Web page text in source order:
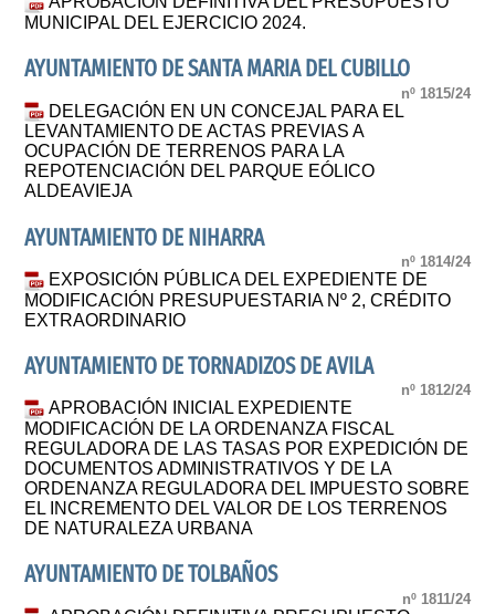
MUNICIPAL DEL EJERCICIO 2024.
AYUNTAMIENTO DE SANTA MARIA DEL CUBILLO
nº 1815/24
DELEGACIÓN EN UN CONCEJAL PARA EL
LEVANTAMIENTO DE ACTAS PREVIAS A
OCUPACIÓN DE TERRENOS PARA LA
REPOTENCIACIÓN DEL PARQUE EÓLICO
ALDEAVIEJA
AYUNTAMIENTO DE NIHARRA
nº 1814/24
EXPOSICIÓN PÚBLICA DEL EXPEDIENTE DE
MODIFICACIÓN PRESUPUESTARIA Nº 2, CRÉDITO
EXTRAORDINARIO
AYUNTAMIENTO DE TORNADIZOS DE AVILA
nº 1812/24
APROBACIÓN INICIAL EXPEDIENTE
MODIFICACIÓN DE LA ORDENANZA FISCAL
REGULADORA DE LAS TASAS POR EXPEDICIÓN DE
DOCUMENTOS ADMINISTRATIVOS Y DE LA
ORDENANZA REGULADORA DEL IMPUESTO SOBRE
EL INCREMENTO DEL VALOR DE LOS TERRENOS
DE NATURALEZA URBANA
AYUNTAMIENTO DE TOLBAÑOS
nº 1811/24